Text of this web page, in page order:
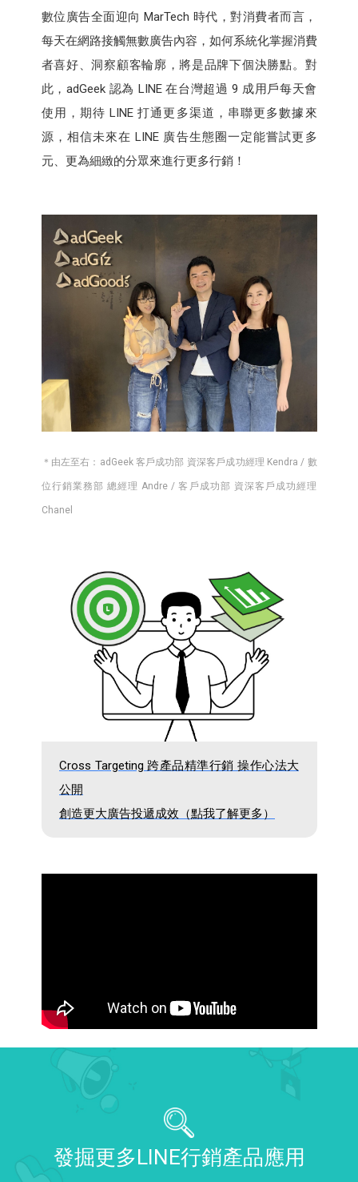
數位廣告全面迎向 MarTech 時代，對消費者而言，
每天在網路接觸無數廣告內容，如何系統化掌握消費
者喜好、洞察顧客輪廓，將是品牌下個決勝點。對
此，adGeek 認為 LINE 在台灣超過 9 成用戶每天會
使用，期待 LINE 打通更多渠道，串聯更多數據來
源，相信未來在 LINE 廣告生態圈一定能嘗試更多
元、更為細緻的分眾來進行更多行銷！
＊由左至右：adGeek 客戶成功部 資深客戶成功經理 Kendra / 數
位行銷業務部 總經理 Andre / 客戶成功部 資深客戶成功經理
Chanel
Cross Targeting 跨產品精準行銷 操作心法大
公開
創造更大廣告投遞成效（點我了解更多）
發掘更多LINE行銷產品應用